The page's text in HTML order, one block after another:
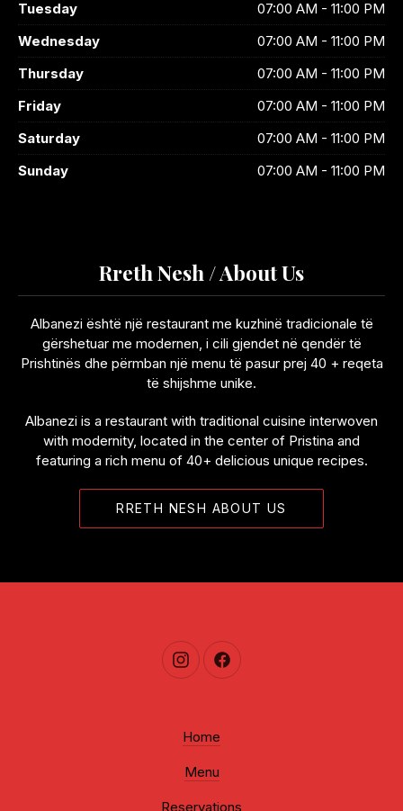
Tuesday
07:00 AM - 11:00 PM
Wednesday
07:00 AM - 11:00 PM
Thursday
07:00 AM - 11:00 PM
Friday
07:00 AM - 11:00 PM
Saturday
07:00 AM - 11:00 PM
Sunday
07:00 AM - 11:00 PM
Rreth Nesh / About Us
Albanezi është një restaurant me kuzhinë tradicionale të
gërshetuar me modernen, i cili gjendet në qendër të
Prishtinës dhe përmban një menu të pasur prej 40 + reqeta
të shijshme unike.
Albanezi is a restaurant with traditional cuisine interwoven
with modernity, located in the center of Pristina and
featuring a rich menu of 40+ delicious unique recipes.
RRETH NESH ABOUT US
New WindowNew Window
Home
Menu
Reservations